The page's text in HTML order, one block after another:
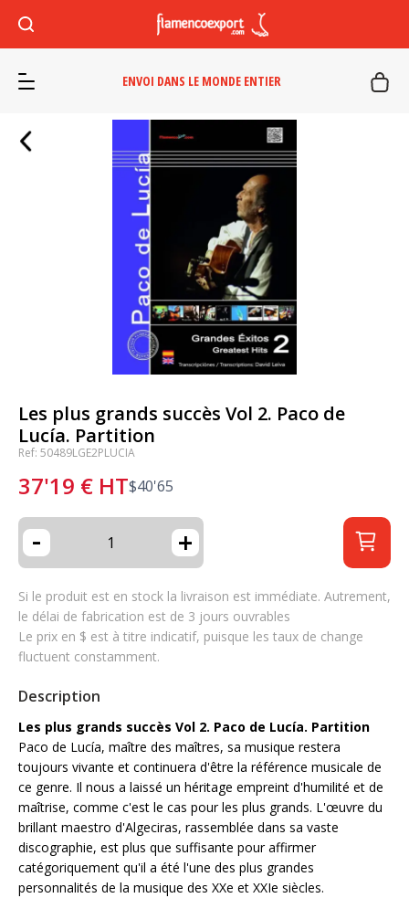
ENVOI DANS LE MONDE ENTIER
Les plus grands succès Vol 2. Paco de
Lucía. Partition
Ref: 50489LGE2PLUCIA
37'19 € HT$40'65
- +
Si le produit est en stock la livraison est immédiate. Autrement,
le délai de fabrication est de 3 jours ouvrables
Le prix en $ est à titre indicatif, puisque les taux de change
fluctuent constamment.
Description
Les plus grands succès Vol 2. Paco de Lucía. Partition
Paco de Lucía, maître des maîtres, sa musique restera
toujours vivante et continuera d'être la référence musicale de
ce genre. Il nous a laissé un héritage empreint d'humilité et de
maîtrise, comme c'est le cas pour les plus grands. L'œuvre du
brillant maestro d'Algeciras, rassemblée dans sa vaste
discographie, est plus que suffisante pour affirmer
catégoriquement qu'il a été l'une des plus grandes
personnalités de la musique des XXe et XXIe siècles.